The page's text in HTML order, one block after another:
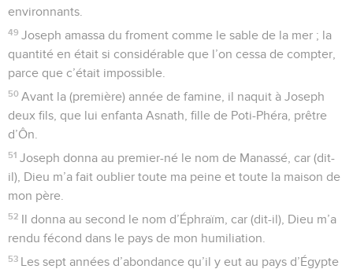
environnants.
49 Joseph amassa du froment comme le sable de la mer ; la
quantité en était si considérable que l’on cessa de compter,
parce que c’était impossible.
50 Avant la (première) année de famine, il naquit à Joseph
deux fils, que lui enfanta Asnath, fille de Poti-Phéra, prêtre
d’Ôn.
51 Joseph donna au premier-né le nom de Manassé, car (dit-
il), Dieu m’a fait oublier toute ma peine et toute la maison de
mon père.
52 Il donna au second le nom d’Éphraïm, car (dit-il), Dieu m’a
rendu fécond dans le pays de mon humiliation.
53 Les sept années d’abondance qu’il y eut au pays d’Égypte